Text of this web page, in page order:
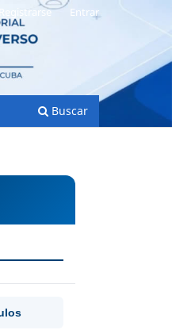
Buscar
Registrarse Entrar